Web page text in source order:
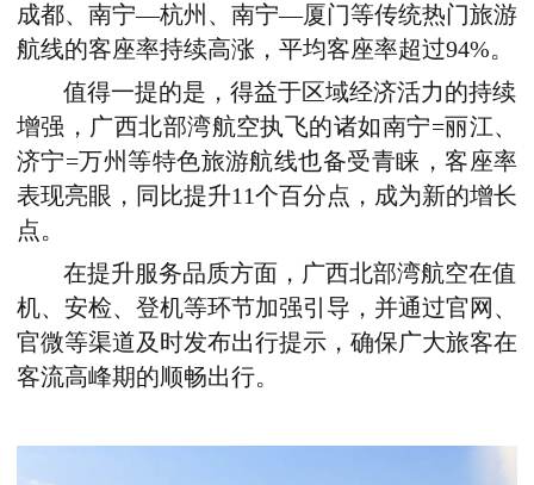
成都、南宁—杭州、南宁—厦门等传统热门旅游
航线的客座率持续高涨，平均客座率超过94%。
值得一提的是，得益于区域经济活力的持续
增强，广西北部湾航空执飞的诸如南宁=丽江、
济宁=万州等特色旅游航线也备受青睐，客座率
表现亮眼，同比提升11个百分点，成为新的增长
点。
在提升服务品质方面，广西北部湾航空在值
机、安检、登机等环节加强引导，并通过官网、
官微等渠道及时发布出行提示，确保广大旅客在
客流高峰期的顺畅出行。